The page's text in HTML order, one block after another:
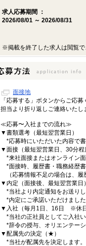
求人応募期間 ：
2026/08/01 ～ 2026/08/31
※掲載を終了した求人は閲覧で
面接地
「応募する」ボタンからご応募
担当より折り返しご連絡いたし
≪応募〜入社までの流れ≫
▼書類選考（最短翌営業日）
*応募時にいただいた内容で書
▼面接（最短翌営業日、30分程
*来社面接またはオンライン面
*面接時、履歴書・職務経歴書
（応募情報不足の場合は、履
▼内定（面接後、最短翌営業日）
*当社より内定通知をお送りし
*内定にご承諾いただけました
▼入社（毎月1日、16日 ※休日
*当社の正社員としてご入社い
*辞令の授与、オリエンテーシ
▼配属先の決定（★）
*当社が配属先を決定します。